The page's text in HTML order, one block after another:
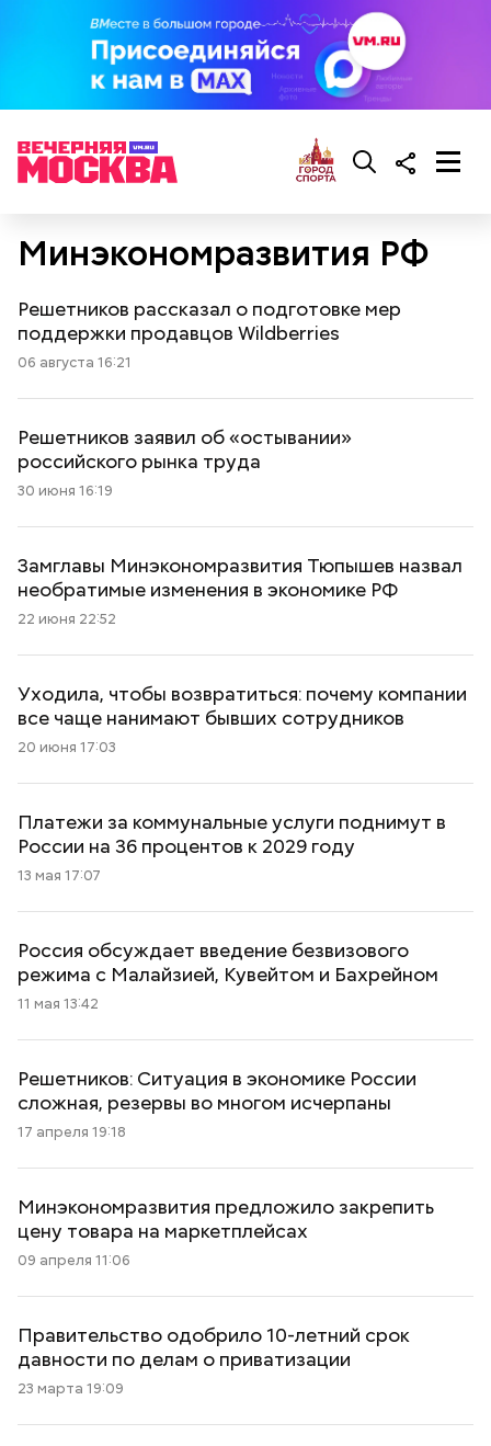
Минэкономразвития РФ
Решетников рассказал о подготовке мер
поддержки продавцов Wildberries
06 августа 16:21
Решетников заявил об «остывании»
российского рынка труда
30 июня 16:19
Замглавы Минэкономразвития Тюпышев назвал
необратимые изменения в экономике РФ
22 июня 22:52
Уходила, чтобы возвратиться: почему компании
все чаще нанимают бывших сотрудников
20 июня 17:03
Платежи за коммунальные услуги поднимут в
России на 36 процентов к 2029 году
13 мая 17:07
Россия обсуждает введение безвизового
режима с Малайзией, Кувейтом и Бахрейном
11 мая 13:42
Решетников: Ситуация в экономике России
сложная, резервы во многом исчерпаны
17 апреля 19:18
Минэкономразвития предложило закрепить
цену товара на маркетплейсах
09 апреля 11:06
Правительство одобрило 10-летний срок
давности по делам о приватизации
23 марта 19:09